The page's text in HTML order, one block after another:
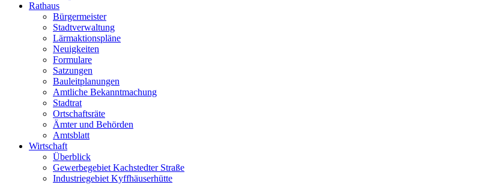
Rathaus
Bürgermeister
Stadtverwaltung
Lärmaktionspläne
Neuigkeiten
Formulare
Satzungen
Bauleitplanungen
Amtliche Bekanntmachung
Stadtrat
Ortschaftsräte
Ämter und Behörden
Amtsblatt
Wirtschaft
Überblick
Gewerbegebiet Kachstedter Straße
Industriegebiet Kyffhäuserhütte